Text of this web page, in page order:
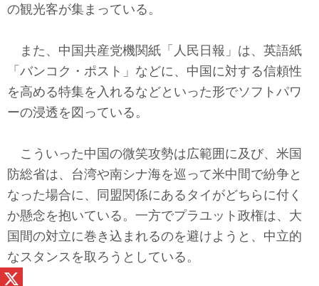
の観光客が集まっている。
また、中国共産党機関紙「人民日報」は、英語紙
「バンコク・ポスト」などに、中国に対する信頼性
を高める特集を入れるなどといった形でソフトパワ
ーの浸透を図っている。
こういった中国の微笑攻勢は広範囲に及び、米国
防総省は、台湾や南シナ海を巡って米中間で紛争と
なった場合に、同盟関係にあるタイがどちらに付く
か懸念を抱いている。一方でプラユット政権は、大
国間の対立に巻き込まれるのを避けようと、中立的
なスタンスを取ろうとしている。